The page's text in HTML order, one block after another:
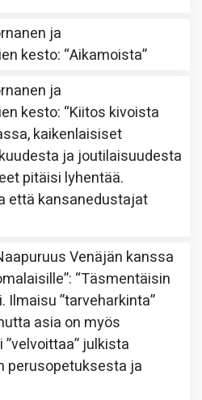
ja
kesto: “Aikamoista”
ja
kesto: “Kiitos kivoista
kaikenlaisiset
ja joutilaisuudesta
pitäisi lyhentää.
että kansanedustajat
Venäjän kanssa
: “Täsmentäisin
”tarveharkinta”
asia on myös
julkista
perusopetuksesta ja